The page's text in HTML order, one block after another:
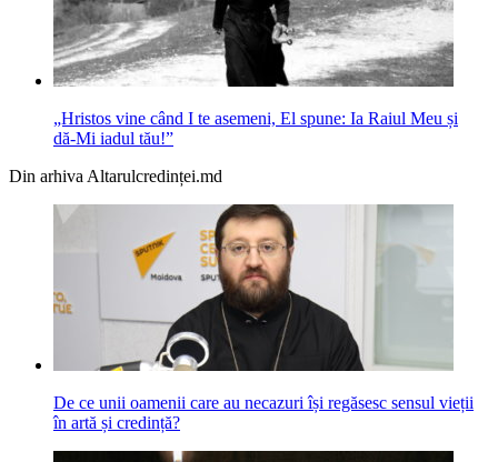
„Hristos vine când I te asemeni, El spune: Ia Raiul Meu și
dă‑Mi iadul tău!”
Din arhiva Altarulcredinței.md
De ce unii oamenii care au necazuri își regăsesc sensul vieții
în artă și credință?